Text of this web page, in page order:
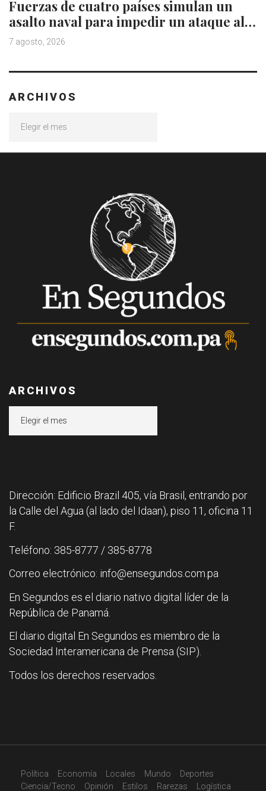
Fuerzas de cuatro países simulan un
asalto naval para impedir un ataque al…
7 agosto, 2026
ARCHIVOS
ARCHIVOS
Dirección: Edificio Brazil 405, vía Brasil, entrando por
la Calle del Agua (al lado del Idaan), piso 11, oficina 11
F.
Teléfono: 385-8777 / 385-8778
Correo electrónico: info@ensegundos.com.pa
En Segundos es el diario nativo digital líder de la
República de Panamá.
El diario digital En Segundos es miembro de la
Sociedad Interamericana de Prensa (SIP).
Todos los derechos reservados.
Política Economía Locales Mundo
Deportes
Ciencia/Tecno
Opinión Estilos Rarezas Logística